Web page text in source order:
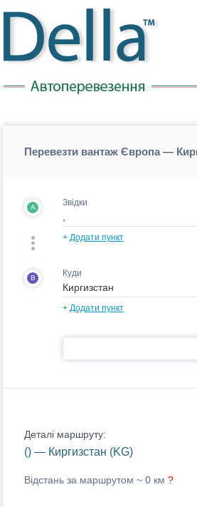
Перевезти вантаж Європа —
A Звідки
+ Додати пункт
B Куди
+ Додати пункт
Деталі маршруту:
() — Киргизстан (KG)
Відстань за маршрутом ~ 0 км ?